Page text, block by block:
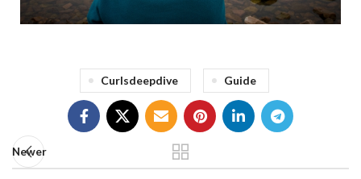
Curlsdeepdive Guide
Newer